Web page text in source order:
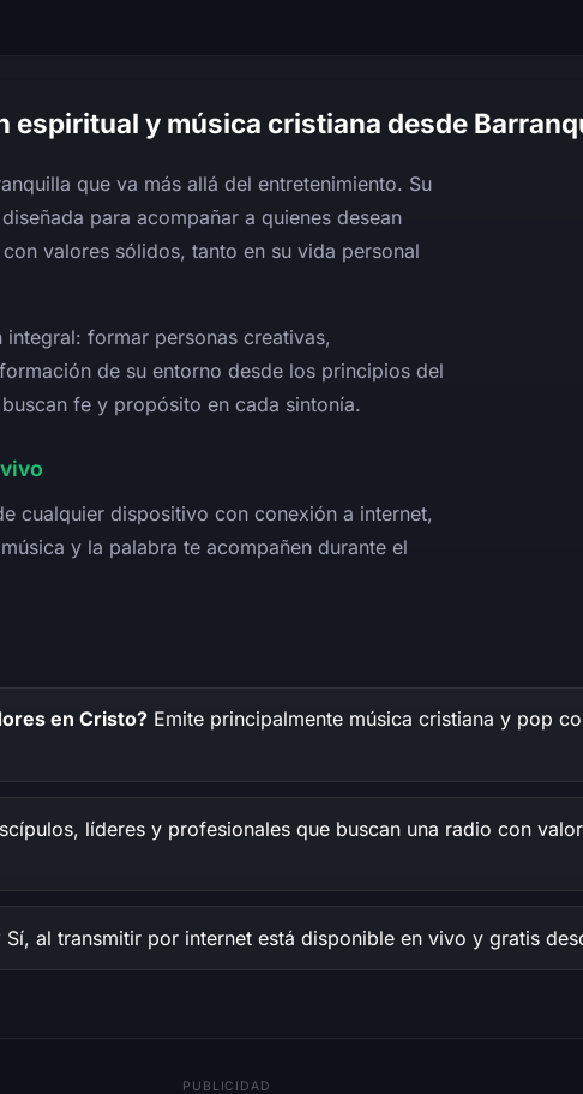
espiritual y música cristiana desde
que va más allá del entretenimiento. Su
para acompañar a quienes desean
valores sólidos, tanto en su vida personal
formar personas creativas,
de su entorno desde los principios del
fe y propósito en cada sintonía.
cualquier dispositivo con conexión a internet,
y la palabra te acompañen durante el
en Cristo? Emite principalmente música cristiana y pop
líderes y profesionales que buscan una radio con
Sí, al transmitir por internet está disponible en vivo y gratis
PUBLICIDAD